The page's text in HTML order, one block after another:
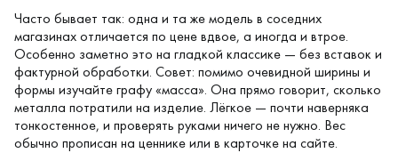
Часто бывает так: одна и та же модель в соседних
магазинах отличается по цене вдвое, а иногда и втрое.
Особенно заметно это на гладкой классике — без вставок и
фактурной обработки. Совет: помимо очевидной ширины и
формы изучайте графу «масса». Она прямо говорит, сколько
металла потратили на изделие. Лёгкое — почти наверняка
тонкостенное, и проверять руками ничего не нужно. Вес
обычно прописан на ценнике или в карточке на сайте.